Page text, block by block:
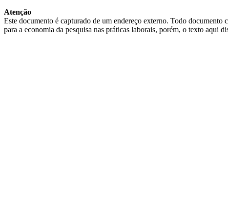
Atenção
Este documento é capturado de um endereço externo. Todo
para a economia da pesquisa nas práticas laborais, porém, o texto